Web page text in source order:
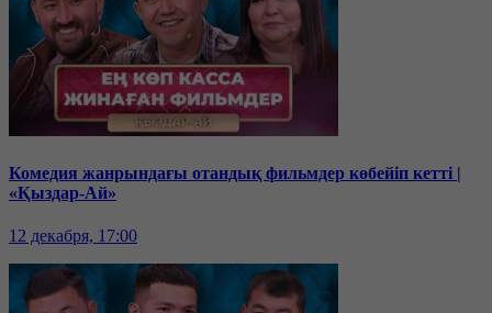
Комедия жанрындағы отандық фильмдер көбейіп кетті |
«Қыздар-Ай»
12 декабря, 17:00